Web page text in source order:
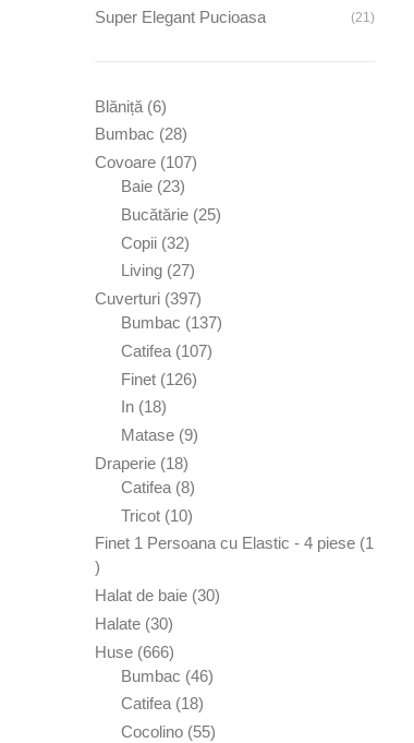
Super Elegant Pucioasa (21)
Blăniță 66
produse
Bumbac 2828
de
produse
Covoare 107107
Baie 2323
de
produse
Bucătărie 2525
Copii 3232
de
produse
Living 2727
de
produse
Cuverturi 397397
de
produse
Bumbac 137137
Catifea 107107
Finet 126126
produse
In 1818
produse
Matase 99
Draperie 1818
produse
Catifea 88
produse
Tricot 1010
produse
Finet 1 Persoana cu Elastic - 4 piese 1
1
produs
Halat de baie 3030
Halate 3030
de
produse
Huse 666666
de
produse
Bumbac 4646
produse
Catifea 1818
produse
Cocolino 5555